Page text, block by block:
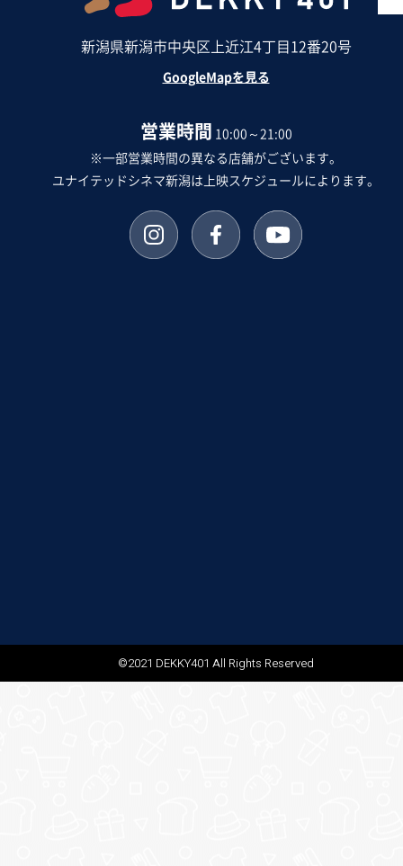
新潟県新潟市中央区上近江4丁目12番20号
GoogleMapを見る
営業時間 10:00～21:00
※一部営業時間の異なる店舗がございます。
ユナイテッドシネマ新潟は上映スケジュールによります。
©2021 DEKKY401 All Rights Reserved